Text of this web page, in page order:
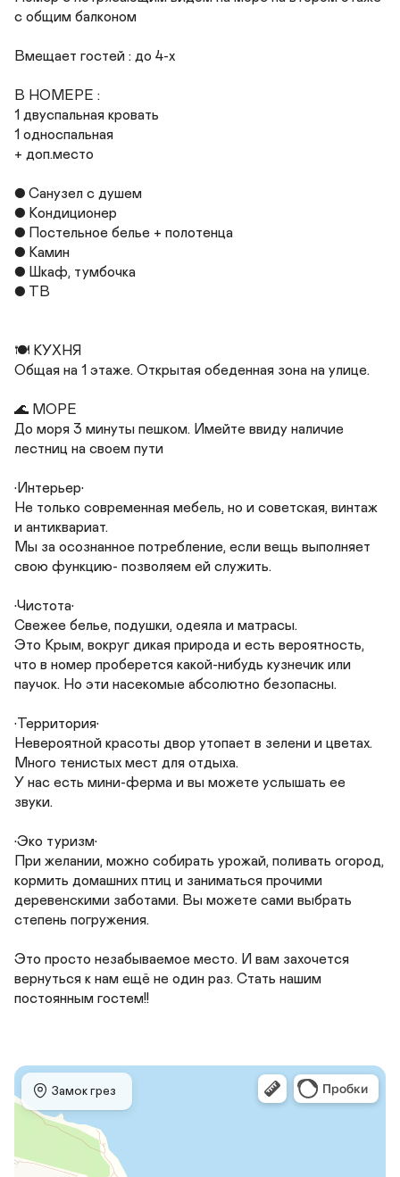
с общим балконом
Вмещает гостей : до 4-х
В НОМЕРЕ :
1 двуспальная кровать
1 односпальная
+ доп.место
● Санузел с душем
● Кондиционер
● Постельное белье + полотенца
● Камин
● Шкаф, тумбочка
● ТВ
🍽 КУХНЯ
Общая на 1 этаже. Открытая обеденная зона на улице.
🌊 МОРЕ
До моря 3 минуты пешком. Имейте ввиду наличие
лестниц на своем пути
•Интерьер•
Не только современная мебель, но и советская, винтаж
и антиквариат.
Мы за осознанное потребление, если вещь выполняет
свою функцию- позволяем ей служить.
•Чистота•
Свежее белье, подушки, одеяла и матрасы.
Это Крым, вокруг дикая природа и есть вероятность,
что в номер проберется какой-нибудь кузнечик или
паучок. Но эти насекомые абсолютно безопасны.
•Территория•
Невероятной красоты двор утопает в зелени и цветах.
Много тенистых мест для отдыха.
У нас есть мини-ферма и вы можете услышать ее
звуки.
•Эко туризм•
При желании, можно собирать урожай, поливать огород,
кормить домашних птиц и заниматься прочими
деревенскими заботами. Вы можете сами выбрать
степень погружения.
Это просто незабываемое место. И вам захочется
вернуться к нам ещё не один раз. Стать нашим
постоянным гостем!!
Замок грез